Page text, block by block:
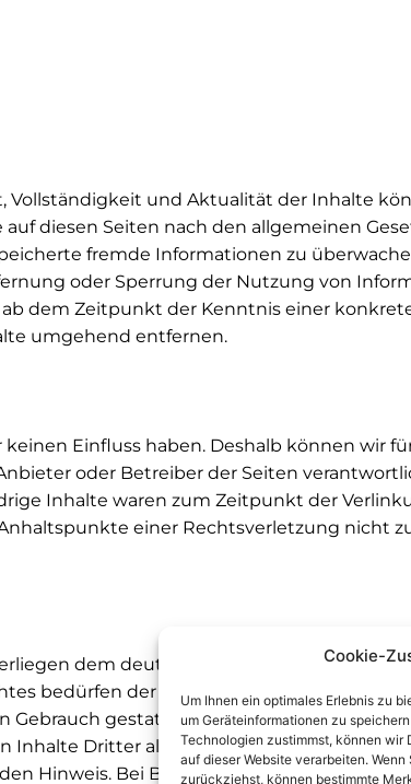
Cookie-
Um Ihnen ein optimales Erlebnis zu
um Geräteinformationen zu
Technologien zustimmst, können wir
auf dieser Website verarbeiten.
zurückziehst, können bestimmte
und Aktualität der Inhalte
diesen Seiten nach den allgemeinen
fremde Informationen zu
oder Sperrung der Nutzung von
dem Zeitpunkt der Kenntnis einer
umgehend entfernen.
Einfluss haben. Deshalb können wir
oder Betreiber der Seiten
Inhalte waren zum Zeitpunkt der
einer Rechtsverletzung nicht
dem deutschen Urheberrecht. Die
bedürfen der schriftlichen Zustimmung
gestattet. Soweit die Inhalte auf
Dritter als solche gekennzeichnet.
Hinweis. Bei Bekanntwerden von